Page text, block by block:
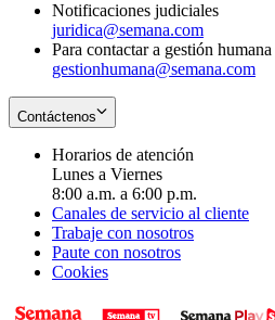
Notificaciones judiciales
juridica@semana.com
Para contactar a gestión humana
gestionhumana@semana.com
Contáctenos
Horarios de atención
Lunes a Viernes
8:00 a.m. a 6:00 p.m.
Canales de servicio al cliente
Trabaje con nosotros
Paute con nosotros
Cookies